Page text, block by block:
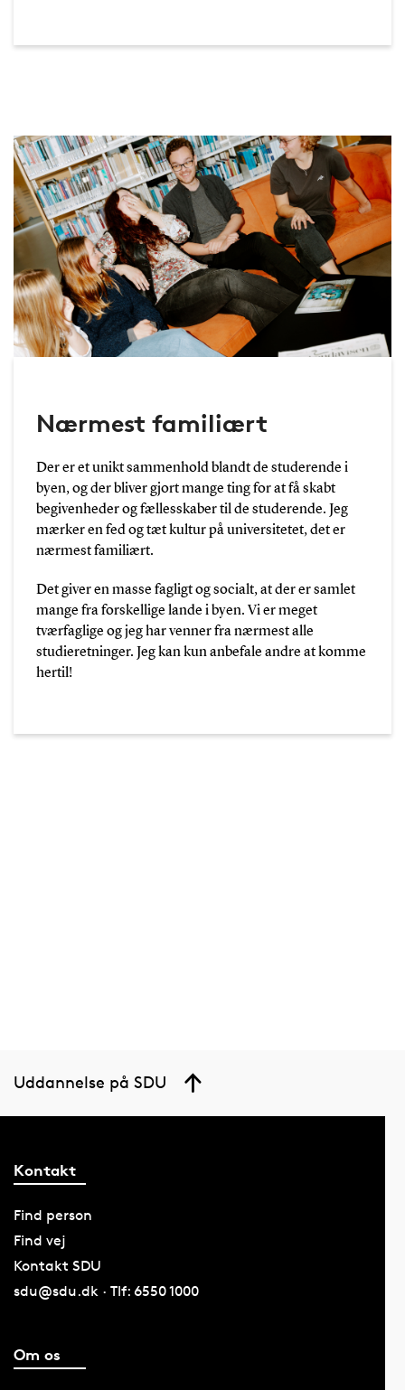
Nærmest familiært
Der er et unikt sammenhold blandt de studerende i
byen, og der bliver gjort mange ting for at få skabt
begivenheder og fællesskaber til de studerende. Jeg
mærker en fed og tæt kultur på universitetet, det er
nærmest familiært.
Det giver en masse fagligt og socialt, at der er samlet
mange fra forskellige lande i byen. Vi er meget
tværfaglige og jeg har venner fra nærmest alle
studieretninger. Jeg kan kun anbefale andre at komme
hertil!
Uddannelse på SDU
Kontakt
Find person
Find vej
Kontakt SDU
sdu@sdu.dk · Tlf: 6550 1000
Om os